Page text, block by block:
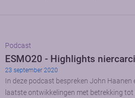
Podcast
ESMO20 - Highlights
23 september 2020
In deze podcast bespreken John Haanen
laatste ontwikkelingen met betrekking